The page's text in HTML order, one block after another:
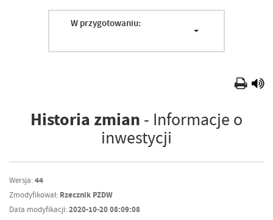
W przygotowaniu:
Historia zmian - Informacje o
inwestycji
Wersja:44
Zmodyfikował: Rzecznik PZDW
Data modyfikacji:2020-10-20 08:09:08